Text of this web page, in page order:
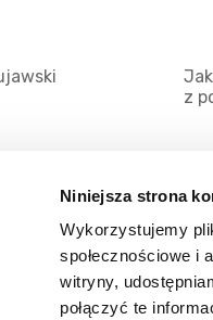
Niniejsza strona
Wykorzystujemy
społecznościowe i
witryny,
połączyć te
z